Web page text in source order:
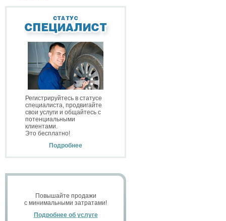
Регистрируйтесь в статусе
специалиста, продвигайте
свои услуги и общайтесь с
потенциальными
клиентами.
Это бесплатно!
Подробнее
Повышайте продажи
с минимальными затратами!
Подробнее об услуге